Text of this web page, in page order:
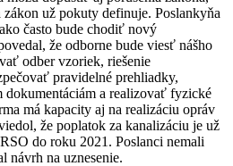
už pokuty definuje. Poslankyňa
často bude chodiť nový
že odborne bude viesť nášho
odber vzoriek, riešenie
pravidelné prehliadky,
a realizovať fyzické
má kapacity aj na realizáciu opráv
že poplatok za kanalizáciu je už
do roku 2021. Poslanci nemali
návrh na uznesenie.